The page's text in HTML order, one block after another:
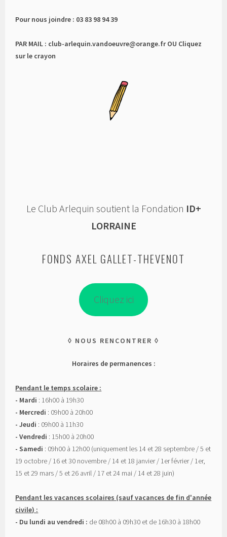
Pour nous joindre : 03 83 98 94 39
PAR MAIL : club-arlequin.vandoeuvre@orange.fr OU Cliquez
sur le crayon
Le Club Arlequin soutient la Fondation ID+
LORRAINE
FONDS AXEL GALLET-THEVENOT
Cliquez ici
NOUS RENCONTRER
Horaires de permanences :
Pendant le temps scolaire :
- Mardi : 16h00 à 19h30
- Mercredi : 09h00 à 20h00
- Jeudi : 09h00 à 11h30
- Vendredi : 15h00 à 20h00
- Samedi : 09h00 à 12h00 (uniquement les 14 et 28 septembre / 5 et
19 octobre / 16 et 30 novembre / 14 et 18 janvier / 1er février / 1er,
15 et 29 mars / 5 et 26 avril / 17 et 24 mai / 14 et 28 juin)
Pendant les vacances scolaires (sauf vacances de fin d'année
civile) :
- Du lundi au vendredi : de 08h00 à 09h30 et de 16h30 à 18h00